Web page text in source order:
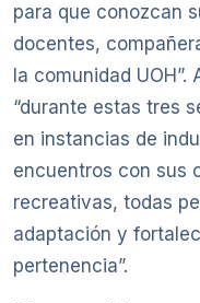
para que conozcan
docentes,
la comunidad
“durante estas tres
en instancias de
encuentros con sus
recreativas, todas
adaptación y
pertenencia”.